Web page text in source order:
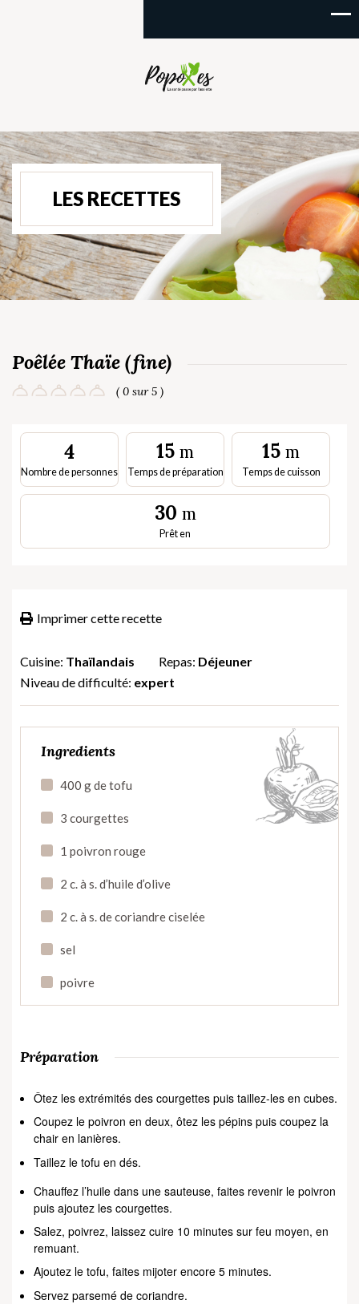
LES RECETTES
Poêlée Thaïe (fine)
( 0 sur 5 )
4
Nombre de personnes
15m
Temps de préparation
15m
Temps de cuisson
30 m
Prêt en
Imprimer cette recette
Cuisine: Thaïlandais Repas: Déjeuner
Niveau de difficulté: expert
Ingredients
400 g de tofu
3 courgettes
1 poivron rouge
2 c. à s. d’huile d’olive
2 c. à s. de coriandre ciselée
sel
poivre
Préparation
Ôtez les extrémités des courgettes puis taillez-les en cubes.
Coupez le poivron en deux, ôtez les pépins puis coupez la
chair en lanières.
Taillez le tofu en dés.
Chauffez l’huile dans une sauteuse, faites revenir le poivron
puis ajoutez les courgettes.
Salez, poivrez, laissez cuire 10 minutes sur feu moyen, en
remuant.
Ajoutez le tofu, faites mijoter encore 5 minutes.
Servez parsemé de coriandre.